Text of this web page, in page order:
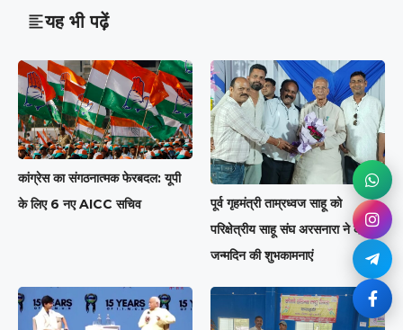
यह भी पढ़ें
कांग्रेस का संगठनात्मक फेरबदल: यूपी
के लिए 6 नए AICC सचिव
पूर्व गृहमंत्री ताम्रध्वज साहू को
परिक्षेत्रीय साहू संघ अरसनारा ने दी
जन्मदिन की शुभकामनाएं